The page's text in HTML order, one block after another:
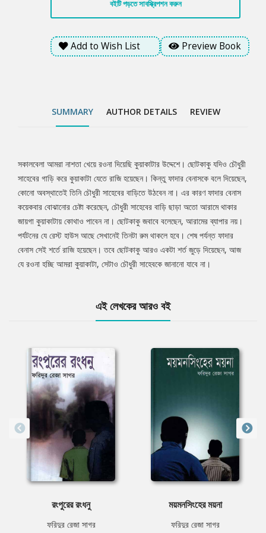
আমরা কুয়াকাটা, সেটাও চৌধুরী সাহেবকে জানানো যাবে না।
বইটি পড়তে সাবস্ক্রিপশন করুন
Add to Wish List Preview Book
SUMMARY AUTHOR DETAILS REVIEW
Tab
Article
সকালবেলা আমরা নাশতা খেয়ে রওনা দিয়েছি কুয়াকাটার উদ্দেশে। ছোটকাকু যদিও চৌধুরী
সাহেবের গাড়ি করে কুয়াকাটা যেতে রাজি হয়েছেন। কিন্তু ফাদার বেনাসকে বলে দিয়েছেন,
কোনো অবস্থাতেই তিনি চৌধুরী সাহেবের বাড়িতে উঠবেন না। এর কারণ ফাদার বেনাস
কয়েকবার বোঝানোর চেষ্টা করেছেন, চৌধুরী সাহেবের বাড়ি ছাড়া অতো আরামে থাকার
জায়গা কুয়াকাটায় কোথাও পাবেন না। ছোটকাকু জবাবে বলেছেন, আরামের ব্যাপার নয়।
পর্যটনের যে রেস্ট হাউস আছে সেখানেই তিনটা রুম থাকলে হবে। শেষ পর্যন্ত ফাদার
বেনাস সেই শর্তে রাজি হয়েছেন। তবে ছোটকাকু আরও একটা শর্ত জুড়ে দিয়েছেন, আজ
যে রওনা হচ্ছি আমরা কুয়াকাটা, সেটাও চৌধুরী সাহেবকে জানানো যাবে না।
এই লেখকের আরও বই
রংপুরের রংধনু
ফরিদুর রেজা সাগর
ময়মনসিংহের ময়না
ফরিদুর রেজা সাগর